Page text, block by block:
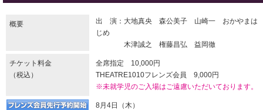
概要
出 演：大地真央 森公美子 山崎一 おかやまは
じめ
木津誠之 権藤昌弘 益岡徹
チケット料金
（税込）
全席指定 10,000円
THEATRE1010フレンズ会員 9,000円
※未就学児のご入場はご遠慮いただいております。
8月4日（木）